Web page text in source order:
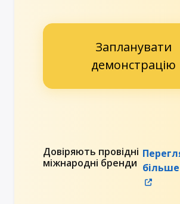
Запланувати
демонстрацію
Довіряють провідні
міжнародні бренди більше